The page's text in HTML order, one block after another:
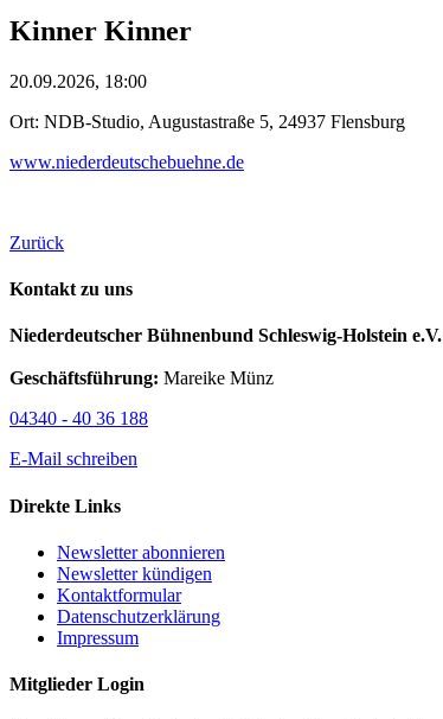
Kinner Kinner
20.09.2026, 18:00
Ort: NDB-Studio, Augustastraße 5, 24937 Flensburg
www.niederdeutschebuehne.de
Zurück
Kontakt zu uns
Niederdeutscher Bühnenbund Schleswig-Holstein e.V.
Geschäftsführung: Mareike Münz
04340 - 40 36 188
E-Mail schreiben
Direkte Links
Newsletter abonnieren
Newsletter kündigen
Kontaktformular
Datenschutzerklärung
Impressum
Mitglieder Login